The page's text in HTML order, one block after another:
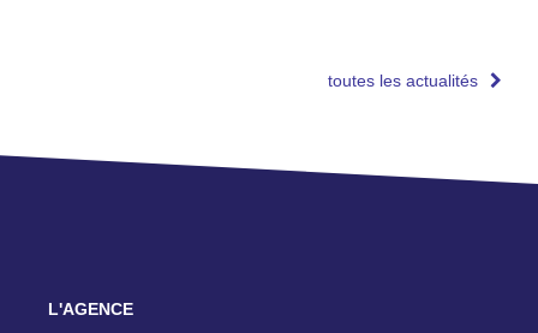
toutes les actualités
L'AGENCE